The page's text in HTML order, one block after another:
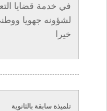
في خدمة قضايا
لشؤونه جهويا
خيرا
تلميذة سابقة بالثانوية